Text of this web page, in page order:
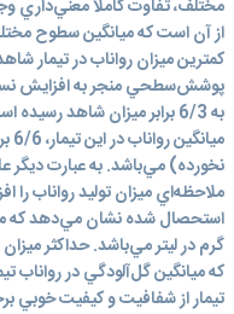
کمترين ميزان رواناب در
پوشش‌سطحي منجر به افزايش نسبي
به 6/3 برابر ميزان شاهد
نخورده) مي‌باشد. به عبارت ديگر
ملاحظه‌اي ميزان توليد رواناب
تيمار از شفافيت و کيفيت خوبي